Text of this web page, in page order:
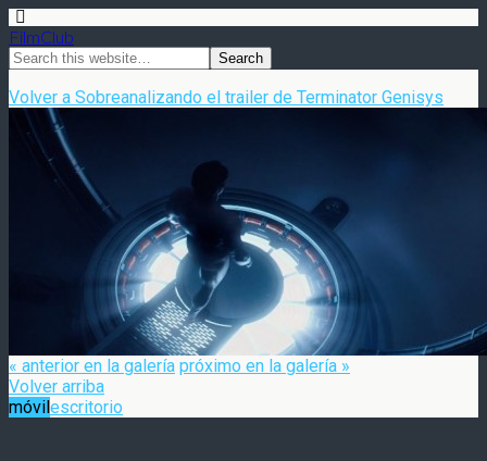
FilmClub
Volver a Sobreanalizando el trailer de Terminator Genisys
« anterior en la galería próximo en la galería »
Volver arriba
móvilescritorio